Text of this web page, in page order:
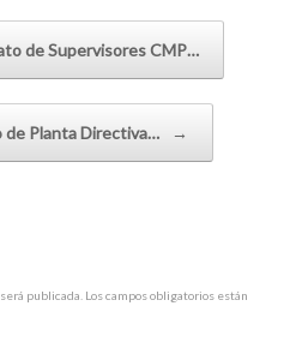
de Supervisores CMP…
de Planta Directiva… →
publicada. Los campos obligatorios están